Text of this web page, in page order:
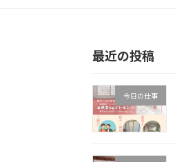
最近の投稿
今日の仕事